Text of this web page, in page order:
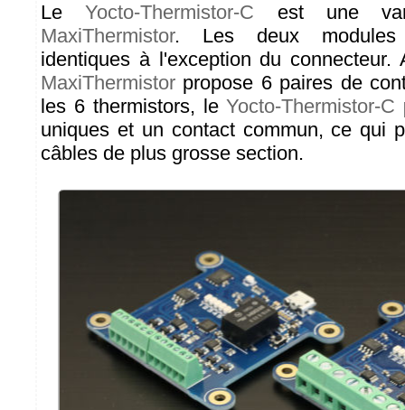
LeYocto-Thermistor-C est une
MaxiThermistor. Les deux modules
identiques à l'exception du
MaxiThermistor propose 6 paires de
les 6 thermistors, leYocto-Thermistor-C
uniques et un contact commun, ce qui
câbles de plus grosse section.